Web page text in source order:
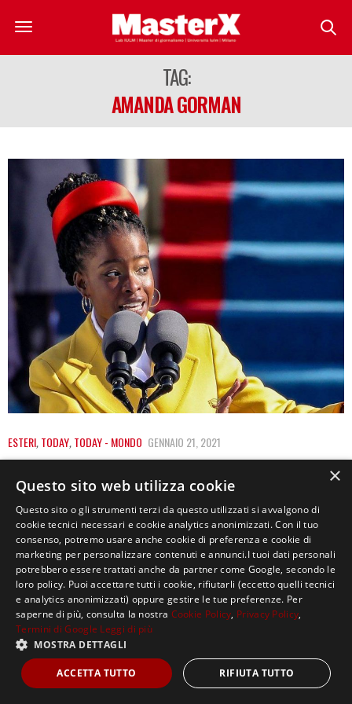
TAG:
AMANDA GORMAN
ESTERI,TODAY,TODAY - MONDO GENNAIO 21, 2021
AMANDA GORMAN: CHI È LA POETESSA DI
22 ANNI SCELTA DA JOE BIDEN
«Dove possiamo trovare una luce in quest’ombra senza
fine?» È con queste parole che Amanda…
Copyright ©2021, MASTERX Tutti i diritti riservati.
×
Questo sito web utilizza cookie
Questo sito o gli strumenti terzi da questo utilizzati si avvalgono di
cookie tecnici necessari e cookie analytics anonimizzati. Con il tuo
consenso, potremo usare anche cookie di preferenza e cookie di
marketing per personalizzare contenuti e annunci.I tuoi dati personali
potrebbero essere trattati anche da partner come Google, secondo le
loro policy. Puoi accettare tutti i cookie, rifiutarli (eccetto quelli tecnici
e analytics anonimizzati) oppure gestire le tue preferenze. Per
saperne di più, consulta la nostra Cookie Policy, Privacy Policy,
Termini di Google Leggi di più
MOSTRA DETTAGLI
ACCETTA TUTTO RIFIUTA TUTTO